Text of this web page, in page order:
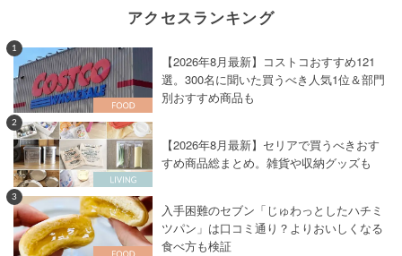
アクセスランキング
1
【2026年8月最新】コストコおすすめ121
選。300名に聞いた買うべき人気1位＆部門
別おすすめ商品も
2
【2026年8月最新】セリアで買うべきおす
すめ商品総まとめ。雑貨や収納グッズも
3
入手困難のセブン「じゅわっとしたハチミ
ツパン」は口コミ通り？よりおいしくなる
食べ方も検証